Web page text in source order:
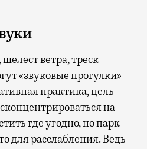
ветра, треск
«звуковые прогулки»
практика, цель
на
где угодно, но парк
для расслабления. Ведь